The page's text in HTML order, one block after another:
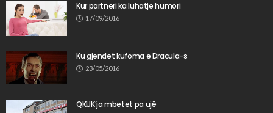
Kur partneri ka luhatje humori
17/09/2016
Ku gjendet kufoma e Dracula-s
23/05/2016
QKUK’ja mbetet pa ujë